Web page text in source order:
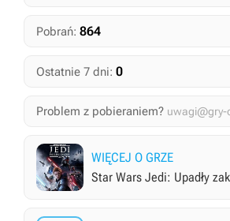
Pobrań: 864
Ostatnie 7 dni: 0
Problem z pobieraniem? uwagi@gry-
WIĘCEJ O GRZE
Star Wars Jedi: Upadły